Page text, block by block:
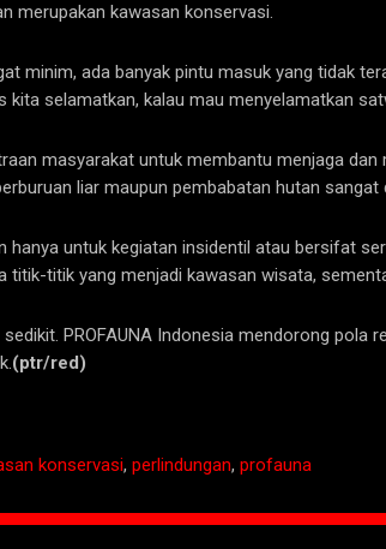
merupakan kawasan konservasi.
minim, ada banyak pintu masuk yang tidak
selamatkan, kalau mau menyelamatkan
masyarakat untuk membantu menjaga
liar maupun pembabatan hutan sangat
hanya untuk kegiatan insidentil atau bersifat
titik-titik yang menjadi kawasan wisata,
PROFAUNA Indonesia mendorong
(ptr/red)
konservasi, perlindungan, profauna